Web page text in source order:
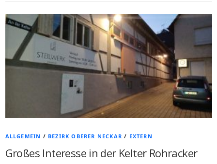
ALLGEMEIN / BEZIRK OBERER NECKAR / EXTERN
Großes Interesse in der Kelter Rohracker